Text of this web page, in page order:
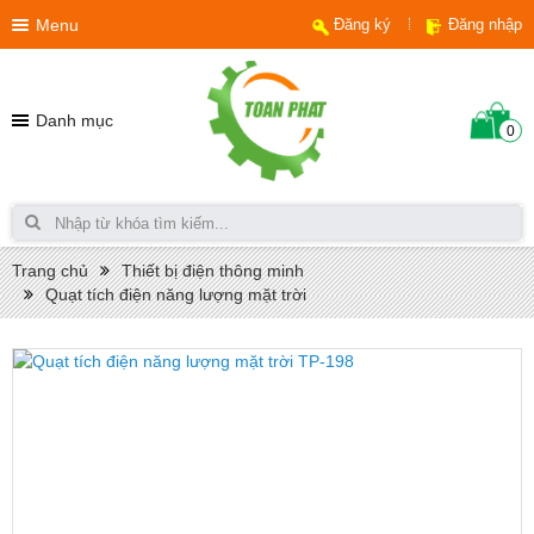
Menu Đăng ký Đăng nhập
Danh mục
0
Trang chủ
Thiết bị điện thông minh
Quạt tích điện năng lượng mặt trời